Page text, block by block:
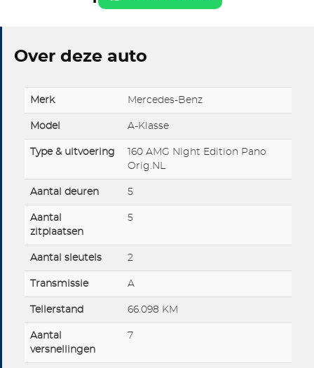
Over deze auto
Merk Mercedes-Benz
Model A-Klasse
Type & uitvoering
160 AMG Night Edition Pano
Orig.NL
Aantal deuren 5
Aantal
zitplaatsen
5
Aantal sleutels 2
Transmissie A
Tellerstand 66.098 KM
Aantal
versnellingen
7